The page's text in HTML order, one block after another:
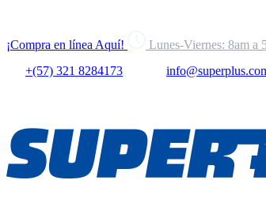
¡Compra en línea Aquí! Lunes-Viernes: 8am a
+(57) 321 8284173